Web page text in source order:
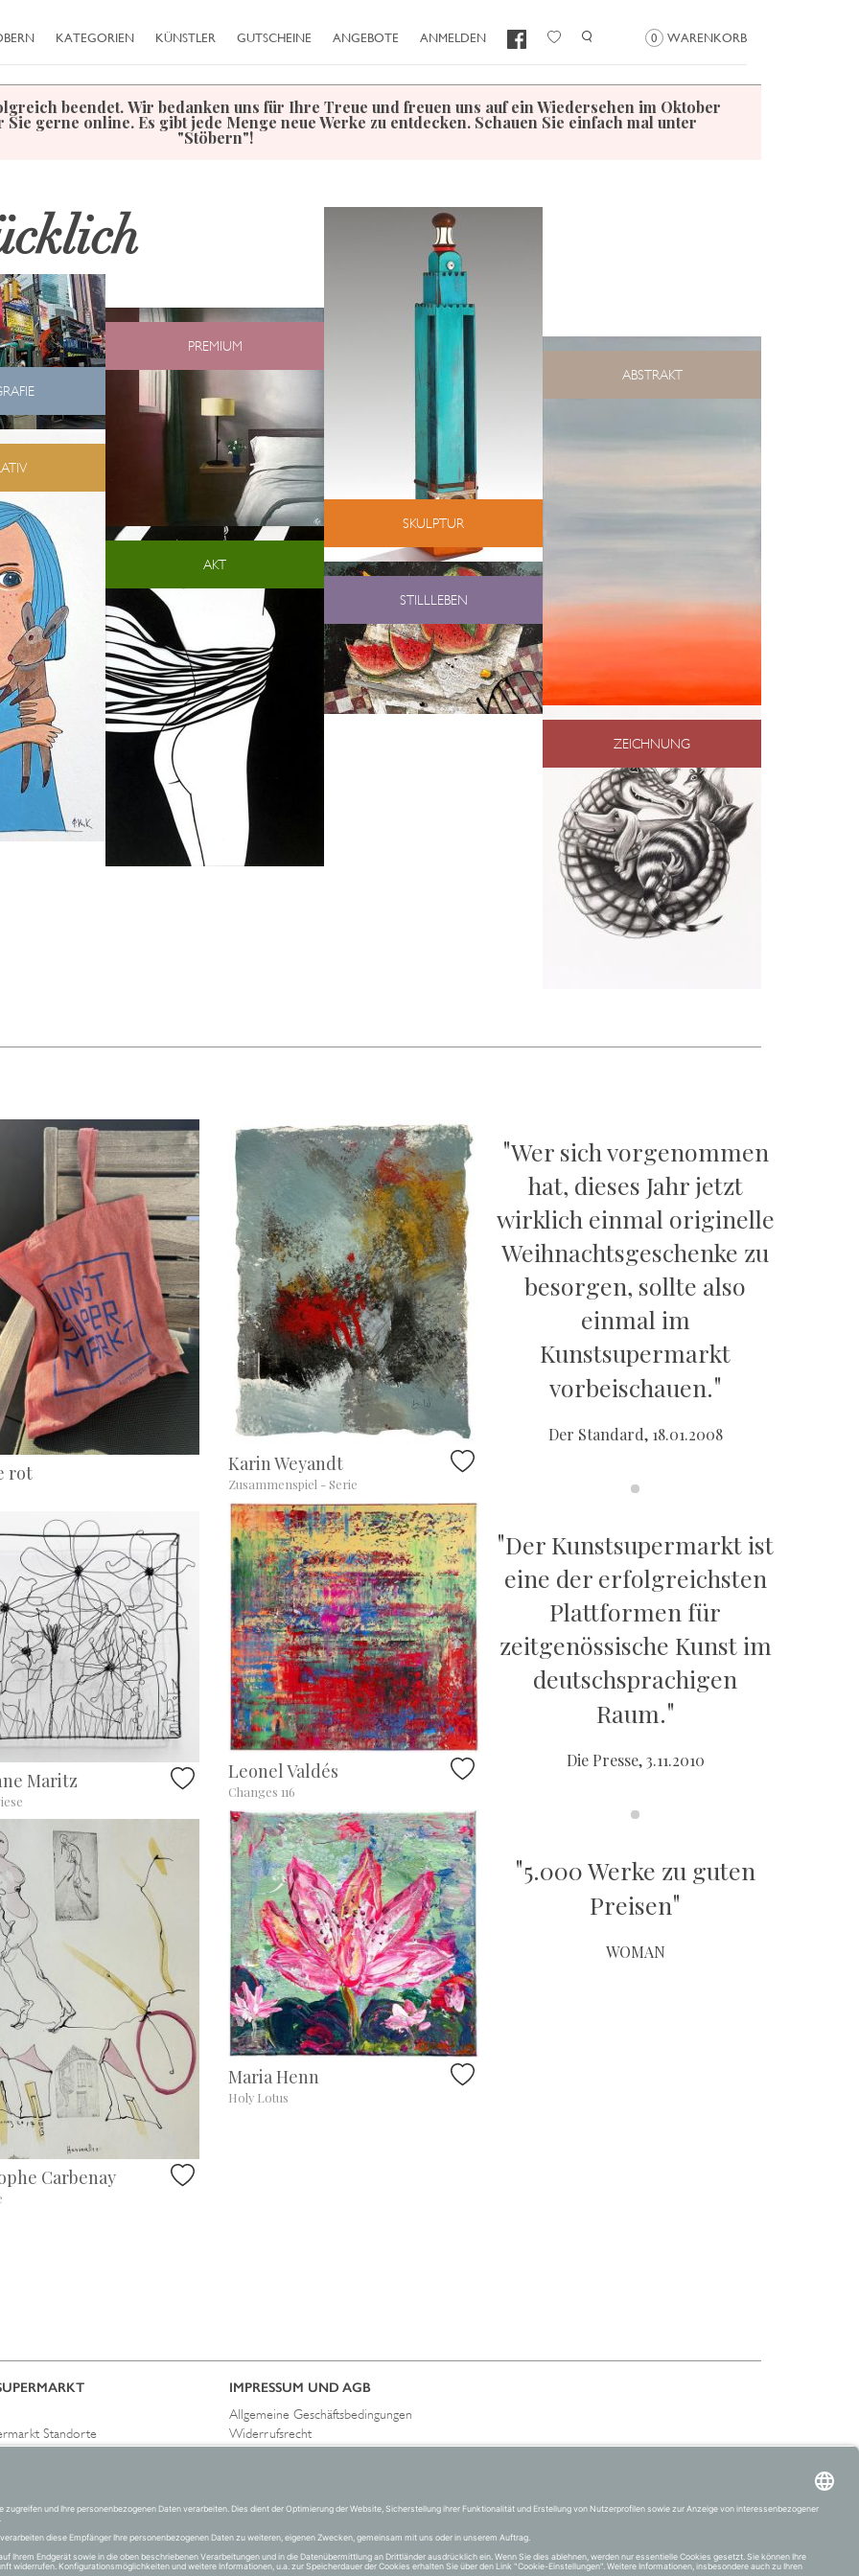
KATEGORIEN KÜNSTLER GUTSCHEINE ANGEBOTE ANMELDEN 0 WARENKORB
beendet. Wir bedanken uns für Ihre Treue und freuen uns auf ein Wiedersehen im Oktober
gerne online. Es gibt jede Menge neue Werke zu entdecken. Schauen Sie einfach mal unter
"Stöbern"!
PREMIUM
AKT
SKULPTUR
STILLLEBEN
ABSTRAKT
ZEICHNUNG
rot Karin Weyandt
Zusammenspiel - Serie
Leonel Valdés
Changes 116
Maritz
Maria Henn
Holy Lotus
Carbenay
"Wer sich vorgenommen
hat, dieses Jahr jetzt
wirklich einmal originelle
Weihnachtsgeschenke zu
besorgen, sollte also
einmal im
Kunstsupermarkt
vorbeischauen."
Der Standard, 18.01.2008
"Der Kunstsupermarkt ist
eine der erfolgreichsten
Plattformen für
zeitgenössische Kunst im
deutschsprachigen
Raum."
Die Presse, 3.11.2010
"5.000 Werke zu guten
Preisen"
WOMAN
Standorte
IMPRESSUM UND AGB
Allgemeine Geschäftsbedingungen
Widerrufsrecht
Datenschutzerklärung
Versand und Zahlung